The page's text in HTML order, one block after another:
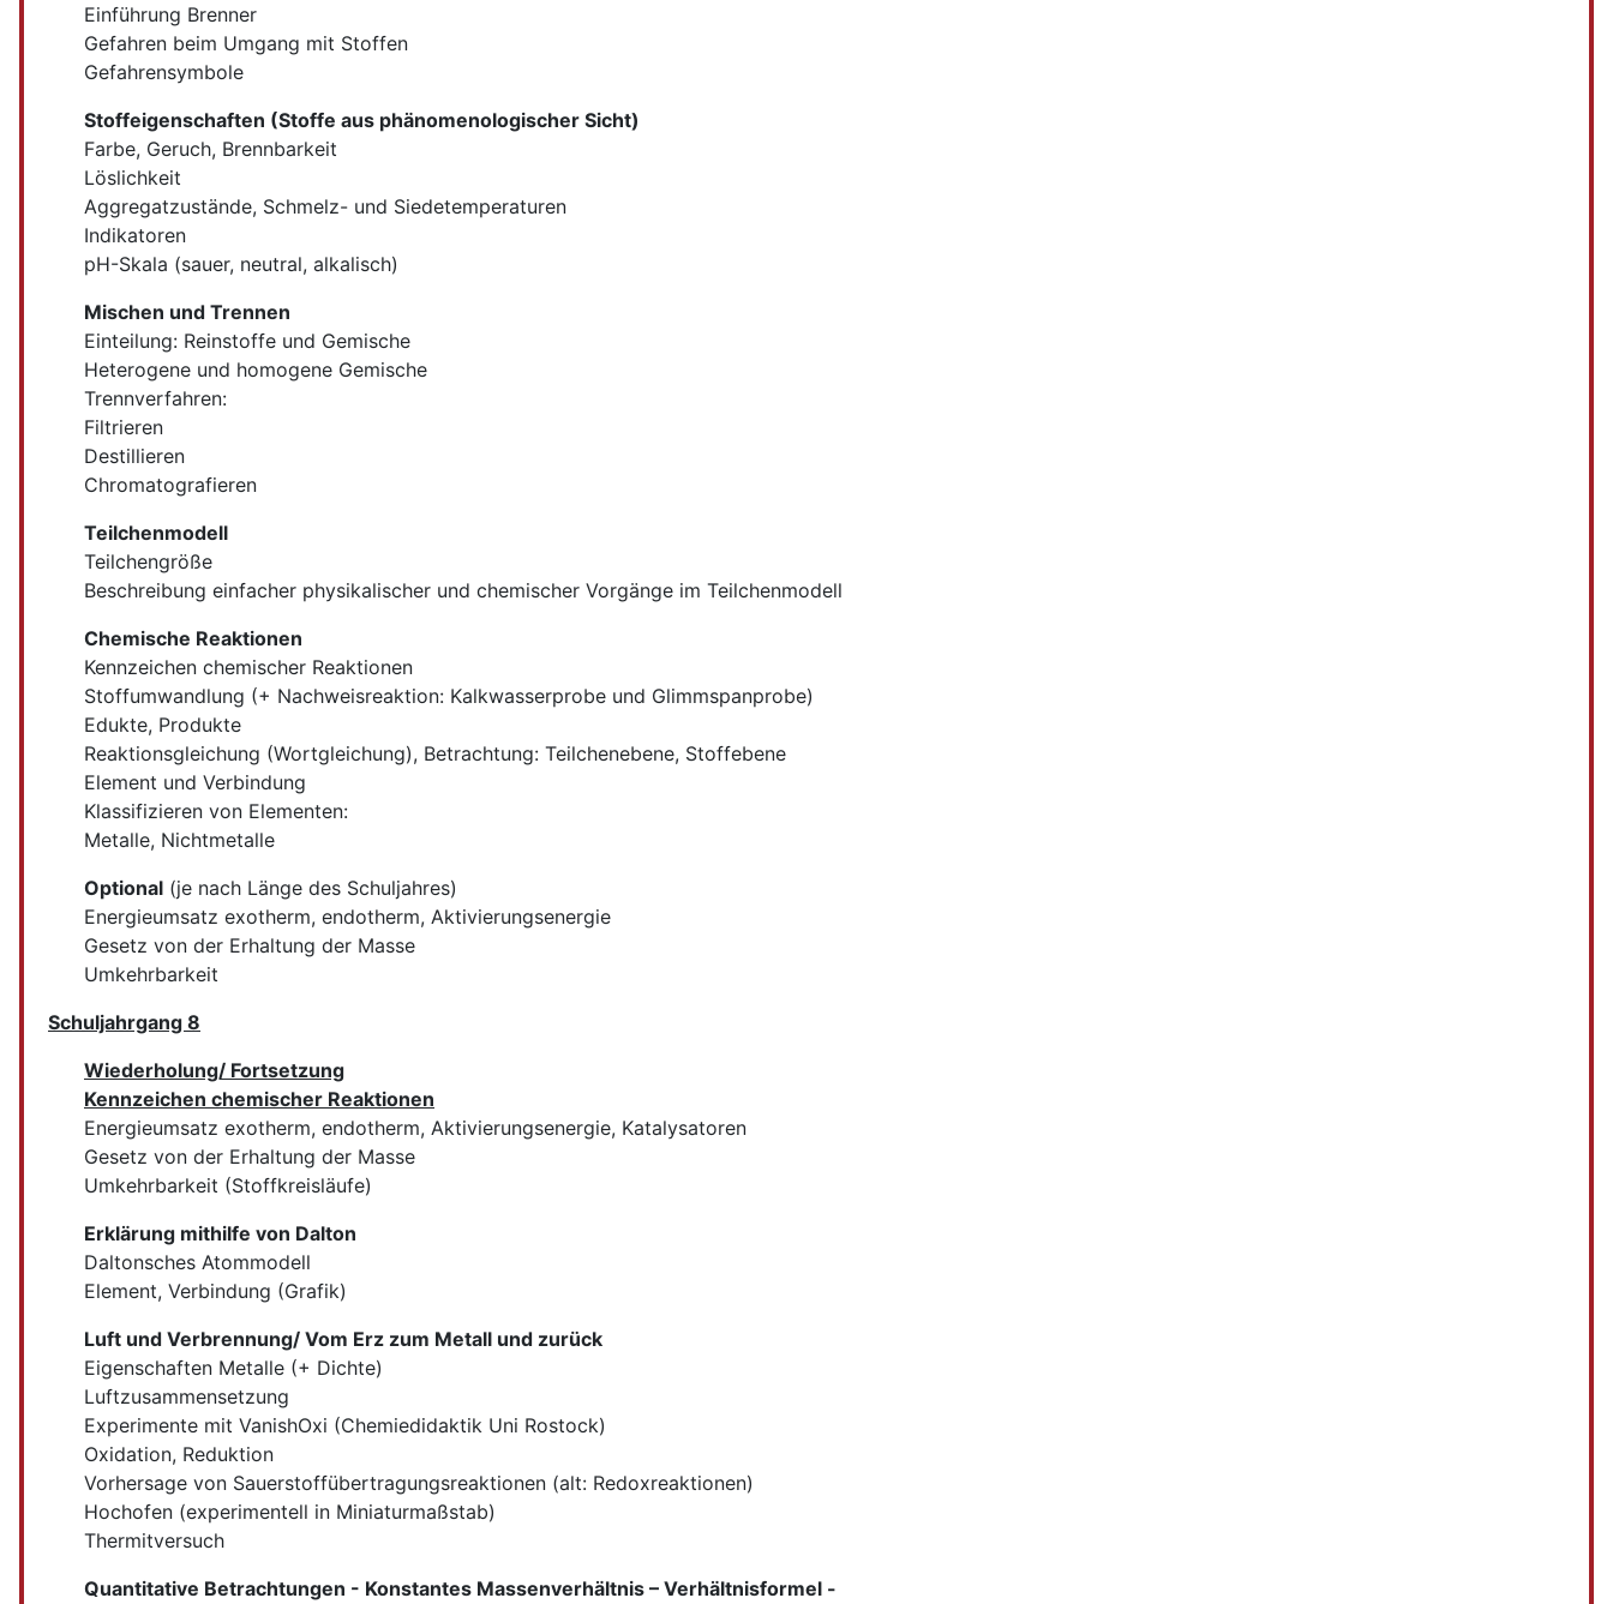
Einführung Brenner
Gefahren beim Umgang mit Stoffen
Gefahrensymbole
Stoffeigenschaften (Stoffe aus phänomenologischer Sicht)
Farbe, Geruch, Brennbarkeit
Löslichkeit
Aggregatzustände, Schmelz- und Siedetemperaturen
Indikatoren
pH-Skala (sauer, neutral, alkalisch)
Mischen und Trennen
Einteilung: Reinstoffe und Gemische
Heterogene und homogene Gemische
Trennverfahren:
Filtrieren
Destillieren
Chromatografieren
Teilchenmodell
Teilchengröße
Beschreibung einfacher physikalischer und chemischer Vorgänge im Teilchenmodell
Chemische Reaktionen
Kennzeichen chemischer Reaktionen
Stoffumwandlung (+ Nachweisreaktion: Kalkwasserprobe und Glimmspanprobe)
Edukte, Produkte
Reaktionsgleichung (Wortgleichung), Betrachtung: Teilchenebene, Stoffebene
Element und Verbindung
Klassifizieren von Elementen:
Metalle, Nichtmetalle
Optional (je nach Länge des Schuljahres)
Energieumsatz exotherm, endotherm, Aktivierungsenergie
Gesetz von der Erhaltung der Masse
Umkehrbarkeit
Schuljahrgang 8
Wiederholung/ Fortsetzung
Kennzeichen chemischer Reaktionen
Energieumsatz exotherm, endotherm, Aktivierungsenergie, Katalysatoren
Gesetz von der Erhaltung der Masse
Umkehrbarkeit (Stoffkreisläufe)
Erklärung mithilfe von Dalton
Daltonsches Atommodell
Element, Verbindung (Grafik)
Luft und Verbrennung/ Vom Erz zum Metall und zurück
Eigenschaften Metalle (+ Dichte)
Luftzusammensetzung
Experimente mit VanishOxi (Chemiedidaktik Uni Rostock)
Oxidation, Reduktion
Vorhersage von Sauerstoffübertragungsreaktionen (alt: Redoxreaktionen)
Hochofen (experimentell in Miniaturmaßstab)
Thermitversuch
Quantitative Betrachtungen - Konstantes Massenverhältnis – Verhältnisformel -